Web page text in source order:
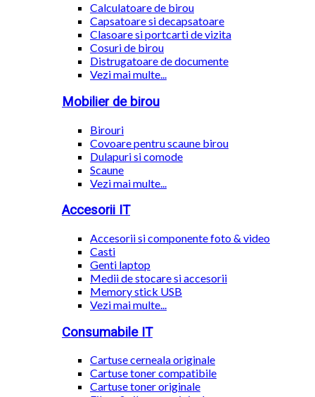
Calculatoare de birou
Capsatoare si decapsatoare
Clasoare si portcarti de vizita
Cosuri de birou
Distrugatoare de documente
Vezi mai multe...
Mobilier de birou
Birouri
Covoare pentru scaune birou
Dulapuri si comode
Scaune
Vezi mai multe...
Accesorii IT
Accesorii si componente foto & video
Casti
Genti laptop
Medii de stocare si accesorii
Memory stick USB
Vezi mai multe...
Consumabile IT
Cartuse cerneala originale
Cartuse toner compatibile
Cartuse toner originale